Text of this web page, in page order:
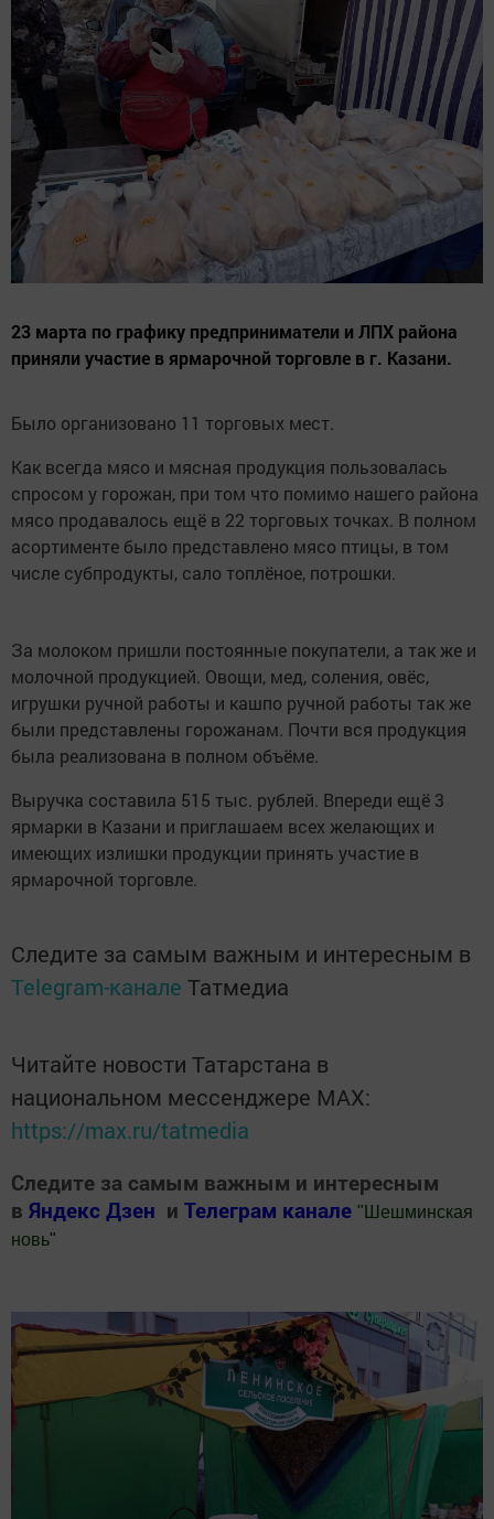
23 марта по графику предприниматели и ЛПХ района
приняли участие в ярмарочной торговле в г. Казани.
Было организовано 11 торговых мест.
Как всегда мясо и мясная продукция пользовалась
спросом у горожан, при том что помимо нашего района
мясо продавалось ещё в 22 торговых точках. В полном
асортименте было представлено мясо птицы, в том
числе субпродукты, сало топлёное, потрошки.
За молоком пришли постоянные покупатели, а так же и
молочной продукцией. Овощи, мед, соления, овёс,
игрушки ручной работы и кашпо ручной работы так же
были представлены горожанам. Почти вся продукция
была реализована в полном объёме.
Выручка составила 515 тыс. рублей. Впереди ещё 3
ярмарки в Казани и приглашаем всех желающих и
имеющих излишки продукции принять участие в
ярмарочной торговле.
Следите за самым важным и интересным в
Telegram-канале Татмедиа
Читайте новости Татарстана в
национальном мессенджере MАХ:
https://max.ru/tatmedia
Следите за самым важным и интересным
в Яндекс Дзен и Телеграм канале " Шешминская
новь"